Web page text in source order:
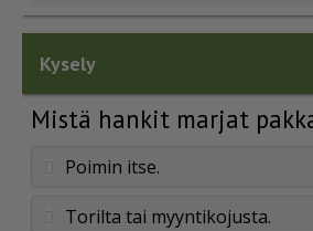
Kysely
Mistä hankit marjat
Poimin itse.
Torilta tai myyntikojusta.